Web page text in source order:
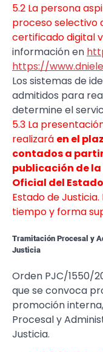
5.2 La persona
proceso selectivo
certificado digital
información en
https://
Los sistemas de
admitidos para
determine el
5.3 La
realizará en el
contados a
publicación de la
Oficial del
Estado de
tiempo y forma
Tramitación Procesal y
Justicia
Orden PJC/1550/
que se convoca
promoción
Procesal y
Justicia.